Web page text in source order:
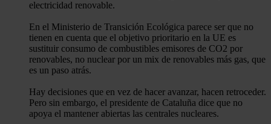
electricidad renovable.
En el Ministerio de Transición Ecológica parece ser que no
tienen en cuenta que el objetivo prioritario en la UE es
sustituir consumo de combustibles emisores de CO2 por
renovables, no nuclear por un mix de renovables más gas, que
es un paso atrás.
Hay decisiones que en vez de hacer avanzar, hacen retroceder.
Pero sin embargo, el presidente de Cataluña dice que no
apoya el mantener abiertas las centrales nucleares.